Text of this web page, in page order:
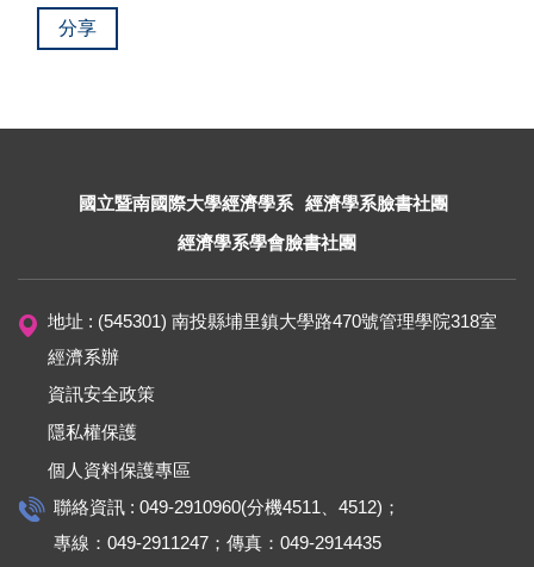
分享
國立暨南國際大學經濟學系 經濟學系臉書社團
經濟學系學會臉書社團
地址 : (545301) 南投縣埔里鎮大學路470號管理學院318室
經濟系辦
資訊安全政策
隱私權保護
個人資料保護專區
聯絡資訊 : 049-2910960(分機4511、4512)；
專線：049-2911247；傳真：049-2914435